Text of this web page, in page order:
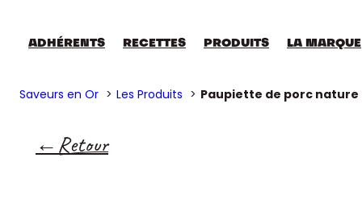
ADHÉRENTS RECETTES PRODUITS LA MARQUE
Saveurs en Or Les Produits Paupiette de porc nature
Retour